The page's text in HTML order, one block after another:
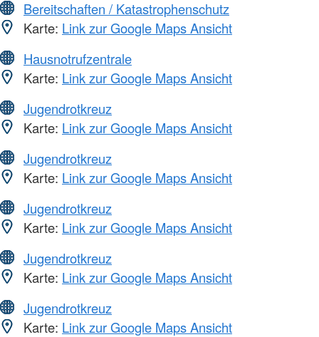
Bereitschaften / Katastrophenschutz
Karte: Link zur Google Maps Ansicht
Hausnotrufzentrale
Karte: Link zur Google Maps Ansicht
Jugendrotkreuz
Karte: Link zur Google Maps Ansicht
Jugendrotkreuz
Karte: Link zur Google Maps Ansicht
Jugendrotkreuz
Karte: Link zur Google Maps Ansicht
Jugendrotkreuz
Karte: Link zur Google Maps Ansicht
Jugendrotkreuz
Karte: Link zur Google Maps Ansicht